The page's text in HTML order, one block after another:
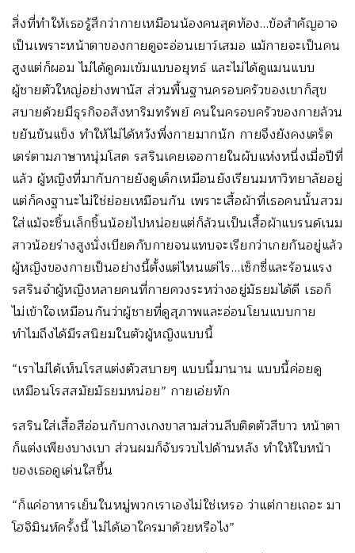
สิ่งที่ทำให้เธอรู้สึกว่ากายเหมือนน้องคนสุดท้อง…ข้อสำคัญอาจ
เป็นเพราะหน้าตาของกายดูจะอ่อนเยาว์เสมอ แม้กายจะเป็นคน
สูงแต่ก็ผอม ไม่ได้ดูคมเข้มแบบอยุทธ์ และไม่ได้ดูแมนแบบ
ผู้ชายตัวใหญ่อย่างพานัส ส่วนพื้นฐานครอบครัวของเขาก็สุข
สบายด้วยมีธุรกิจอสังหาริมทรัพย์ คนในครอบครัวของกายล้วน
ขยันขันแข็ง ทำให้ไม่ได้หวังพึ่งกายมากนัก กายจึงยังคงเตร็ด
เตร่ตามภาษาหนุ่มโสด รสรินเคยเจอกายในผับแห่งหนึ่งเมื่อปีที่
แล้ว ผู้หญิงที่มากับกายยังดูเด็กเหมือนยังเรียนมหาวิทยาลัยอยู่
แต่ก็คงฐานะไม่ใช่ย่อยเหมือนกัน เพราะเสื้อผ้าที่เธอคนนั้นสวม
ใส่แม้จะชิ้นเล็กชิ้นน้อยไปหน่อยแต่ก็ล้วนเป็นเสื้อผ้าแบรนด์เนม
สาวน้อยร่างสูงนั่งเบียดกับกายจนแทบจะเรียกว่าเกยกันอยู่แล้ว
ผู้หญิงของกายเป็นอย่างนี้ตั้งแต่ไหนแต่ไร…เซ็กซี่และร้อนแรง
รสรินจำผู้หญิงหลายคนที่กายควงระหว่างอยู่มัธยมได้ดี เธอก็
ไม่เข้าใจเหมือนกันว่าผู้ชายที่ดูสุภาพและอ่อนโยนแบบกาย
ทำไมถึงได้มีรสนิยมในตัวผู้หญิงแบบนี้
“เราไม่ได้เห็นโรสแต่งตัวสบายๆ แบบนี้มานาน แบบนี้ค่อยดู
เหมือนโรสสมัยมัธยมหน่อย” กายเอ่ยทัก
รสรินใส่เสื้อสีอ่อนกับกางเกงขาสามส่วนลีบติดตัวสีขาว หน้าตา
ก็แต่งเพียงบางเบา ส่วนผมก็จับรวบไปด้านหลัง ทำให้ใบหน้า
ของเธอดูเด่นใสขึ้น
“ก็แค่อาหารเย็นในหมู่พวกเราเองไม่ใช่เหรอ ว่าแต่กายเถอะ มา
โฮจิมินห์ครั้งนี้ ไม่ได้เอาใครมาด้วยหรือไง”